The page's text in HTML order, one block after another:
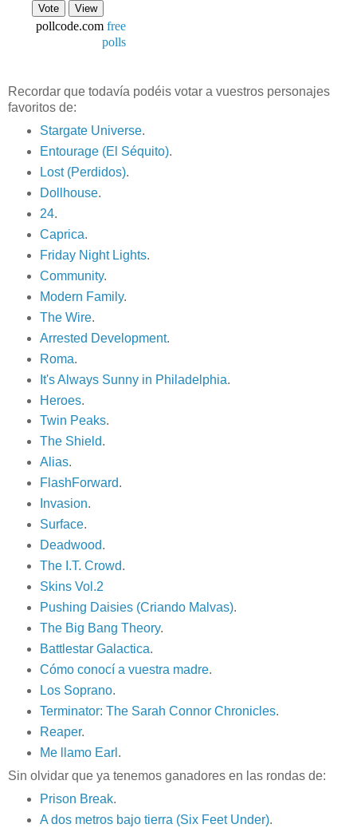
pollcode.com free
polls
Recordar que todavía podéis votar a vuestros personajes
favoritos de:
Stargate Universe.
Entourage (El Séquito).
Lost (Perdidos).
Dollhouse.
24.
Caprica.
Friday Night Lights.
Community.
Modern Family.
The Wire.
Arrested Development.
Roma.
It's Always Sunny in Philadelphia.
Heroes.
Twin Peaks.
The Shield.
Alias.
FlashForward.
Invasion.
Surface.
Deadwood.
The I.T. Crowd.
Skins Vol.2
Pushing Daisies (Criando Malvas).
The Big Bang Theory.
Battlestar Galactica.
Cómo conocí a vuestra madre.
Los Soprano.
Terminator: The Sarah Connor Chronicles.
Reaper.
Me llamo Earl .
Sin olvidar que ya tenemos ganadores en las rondas de:
Prison Break.
A dos metros bajo tierra (Six Feet Under).